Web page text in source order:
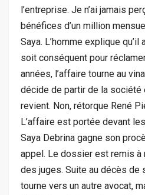
l’entreprise. Je n’ai jamais
bénéfices d’un million
Saya. L’homme explique qu’il
soit conséquent pour
années, l’affaire tourne au
décide de partir de la société
revient. Non, rétorque René
L’affaire est portée devant
Saya Debrina gagne son
appel. Le dossier est remis à
des juges. Suite au décès de
tourne vers un autre avocat,